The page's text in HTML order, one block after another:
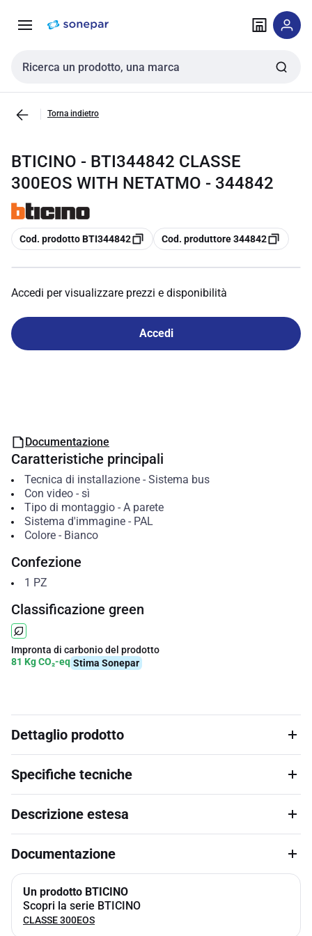
navigazione alla
Cerca input
Torna indietro
BTICINO - BTI344842 CLASSE
300EOS WITH NETATMO - 344842
copia
Cod. prodotto BTI344842 copia
Cod. produttore 344842
Accedi per visualizzare prezzi e disponibilità
Accedi
Documentazione
Caratteristiche principali
Tecnica di installazione- Sistema bus
Con video- sì
Tipo di montaggio- A parete
Sistema d'immagine- PAL
Colore- Bianco
Confezione
1 PZ
Classificazione green
Impronta di carbonio del prodotto
81 Kg CO₂-eq Stima Sonepar
Dettaglio prodotto
Specifiche tecniche
Descrizione estesa
Documentazione
Un prodotto BTICINO
Scopri la serie BTICINO
CLASSE 300EOS